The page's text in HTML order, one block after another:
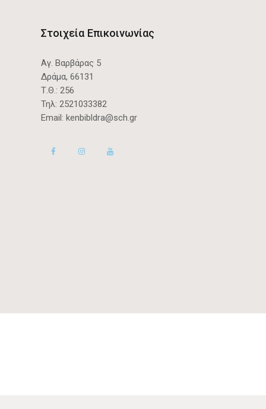
Στοιχεία Επικοινωνίας
Αγ. Βαρβάρας 5
Δράμα, 66131
Τ.Θ.: 256
Τηλ: 2521033382
Email: kenbibldra@sch.gr